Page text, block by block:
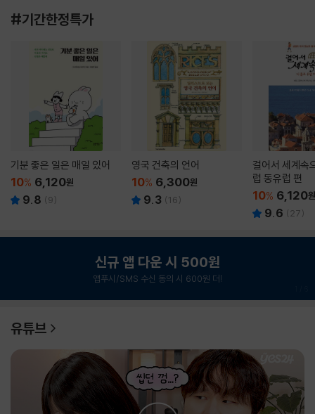
#기간한정특가
기분 좋은 일은 매일 있어
10% 6,120원
9.8 (9)
영국 건축의 언어
10% 6,300원
9.3 (16)
걸어서 세계속
럽 동유럽 편
10% 6,120원
9.6 ( 27)
신규 앱 다운 시 500원
앱푸시/SMS 수신 동의 시 600원 더!
유튜브